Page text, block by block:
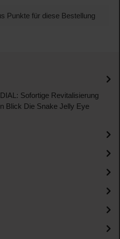
Punkte für diese Bestellung
Sofortige Revitalisierung
Blick Die Snake Jelly Eye